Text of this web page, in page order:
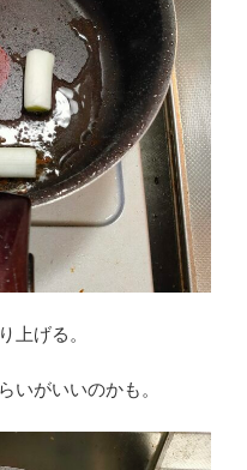
上げる。
いがいいのかも。